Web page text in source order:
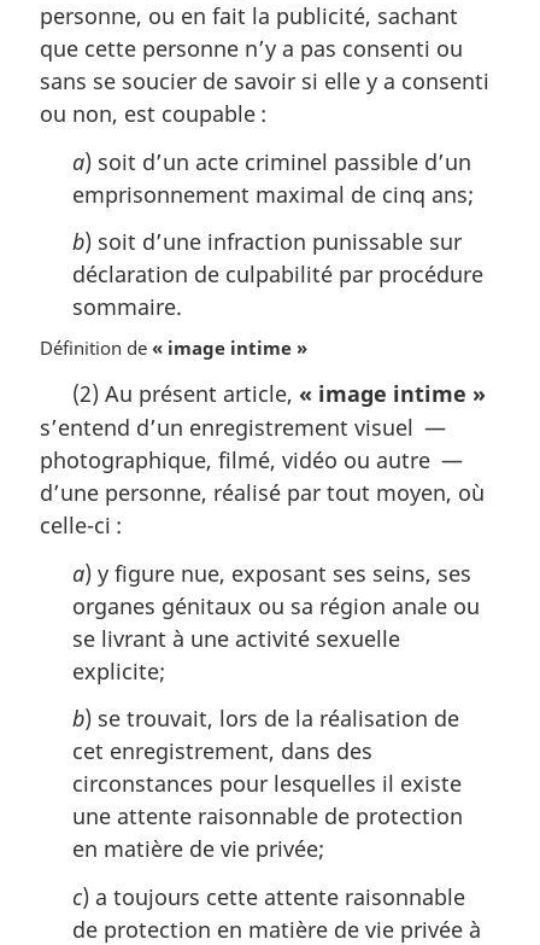
r
g
i
a
personne, ou en fait la publicité, sachant
que cette personne n’y a pas consenti ou
sans se soucier de savoir si elle y a consenti
ou non, est coupable :
a) soit d’un acte criminel passible d’un
emprisonnement maximal de cinq ans;
b) soit d’une infraction punissable sur
déclaration de culpabilité par procédure
sommaire.
Définition de « image intime »
(2) Au présent article, « image intime »
s’entend d’un enregistrement visuel —
photographique, filmé, vidéo ou autre —
d’une personne, réalisé par tout moyen, où
celle-ci :
a) y figure nue, exposant ses seins, ses
organes génitaux ou sa région anale ou
se livrant à une activité sexuelle
explicite;
b) se trouvait, lors de la réalisation de
cet enregistrement, dans des
circonstances pour lesquelles il existe
une attente raisonnable de protection
en matière de vie privée;
c) a toujours cette attente raisonnable
de protection en matière de vie privée à